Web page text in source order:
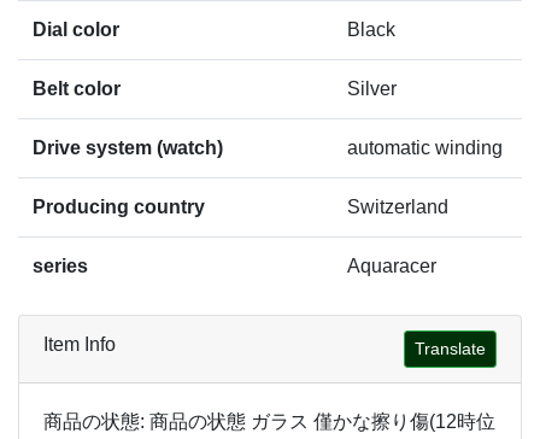
Dial color Black
Belt color Silver
Drive system (watch) automatic winding
Producing country Switzerland
series Aquaracer
Item Info Translate
商品の状態: 商品の状態 ガラス 僅かな擦り傷(12時位